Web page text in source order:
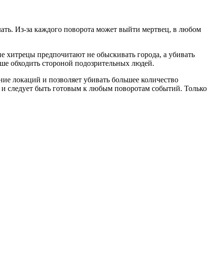
Из-за каждого поворота может выйти мертвец, в любом
хитрецы предпочитают не обыскивать города, а убивать
обходить стороной подозрительных людей.
локаций и позволяет убивать большее количество
следует быть готовым к любым поворотам событий. Только